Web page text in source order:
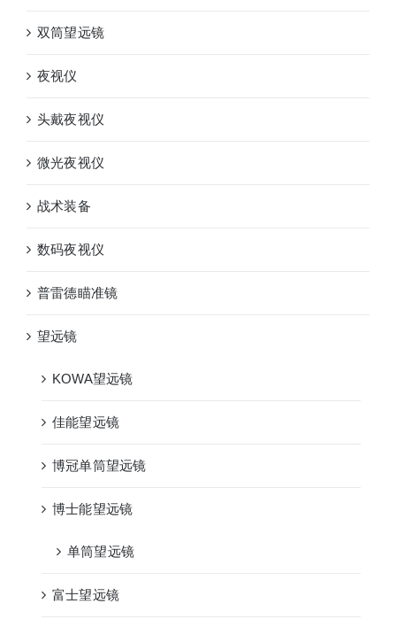
双筒望远镜
夜视仪
头戴夜视仪
微光夜视仪
战术装备
数码夜视仪
普雷德瞄准镜
望远镜
KOWA望远镜
佳能望远镜
博冠单筒望远镜
博士能望远镜
单筒望远镜
富士望远镜